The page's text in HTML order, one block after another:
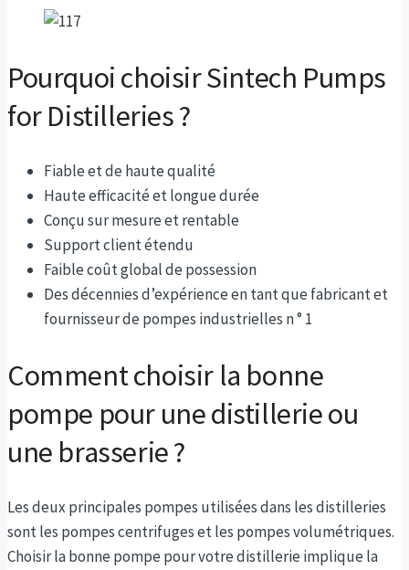
Pourquoi choisir Sintech Pumps
for Distilleries ?
Fiable et de haute qualité
Haute efficacité et longue durée
Conçu sur mesure et rentable
Support client étendu
Faible coût global de possession
Des décennies d’expérience en tant que fabricant et
fournisseur de pompes industrielles n ° 1
Comment choisir la bonne
pompe pour une distillerie ou
une brasserie ?
Les deux principales pompes utilisées dans les distilleries
sont les pompes centrifuges et les pompes volumétriques.
Choisir la bonne pompe pour votre distillerie implique la